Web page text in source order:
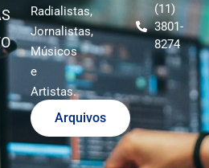
Radialistas,
Jornalistas,
Músicos
e
Artistas.
Arquivos
(11)
3801-
8274